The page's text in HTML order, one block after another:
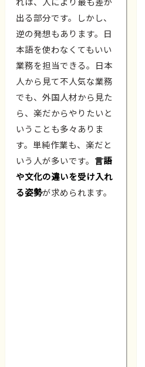
出る部分です。しかし、
逆の発想もあります。日
本語を使わなくてもいい
業務を担当できる。日本
人から見て不人気な業務
でも、外国人材から見た
ら、楽だからやりたいと
いうことも多々ありま
す。単純作業も、楽だと
いう人が多いです。 言語
や文化の違いを受け入れ
る姿勢が求められます。